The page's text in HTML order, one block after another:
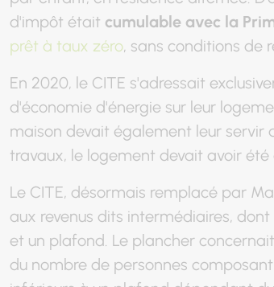
d'impôt était cumulable avec la
prêt à taux zéro, sans conditions de
En 2020, le CITE s'adressait
d'économie d'énergie sur leur
maison devait également leur
travaux, le logement devait avoir été
Le CITE, désormais remplacé par
aux revenus dits intermédiaires,
et un plafond. Le plancher
du nombre de personnes